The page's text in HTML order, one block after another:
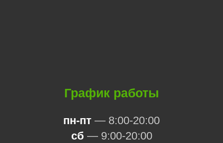
График работы
пн-пт — 8:00-20:00
сб — 9:00-20:00